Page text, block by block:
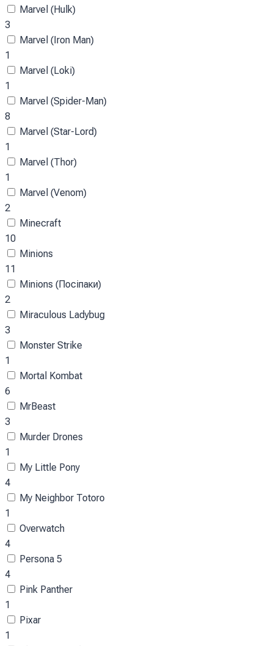
Marvel (Hulk)
3
Marvel (Iron Man)
1
Marvel (Loki)
1
Marvel (Spider-Man)
8
Marvel (Star-Lord)
1
Marvel (Thor)
1
Marvel (Venom)
2
Minecraft
10
Minions
11
Minions (Посіпаки)
2
Miraculous Ladybug
3
Monster Strike
1
Mortal Kombat
6
MrBeast
3
Murder Drones
1
My Little Pony
4
My Neighbor Totoro
1
Overwatch
4
Persona 5
4
Pink Panther
1
Pixar
1